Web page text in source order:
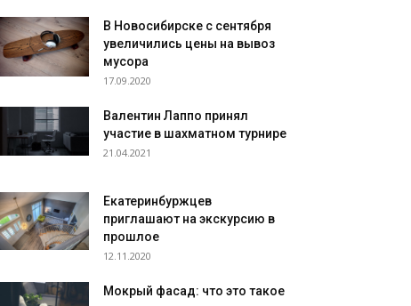
В Новосибирске с сентября
увеличились цены на вывоз
мусора
17.09.2020
Валентин Лаппо принял
участие в шахматном турнире
21.04.2021
Екатеринбуржцев
приглашают на экскурсию в
прошлое
12.11.2020
Мокрый фасад: что это такое